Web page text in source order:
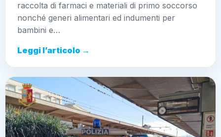
raccolta di farmaci e materiali di primo soccorso
nonché generi alimentari ed indumenti per
bambini e…
Leggi l’articolo →